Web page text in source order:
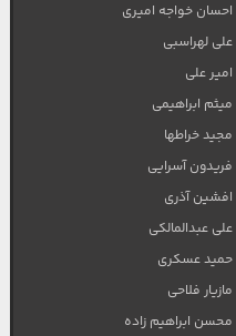
احسان خواجه امیری
علی لهراسبی
امیر علی
میثم ابراهیمی
مجید خراطها
فریدون آسرایی
افشین آذری
علی عبدالمالکی
حمید عسکری
مازیار فلاحی
محسن ابراهیم زاده